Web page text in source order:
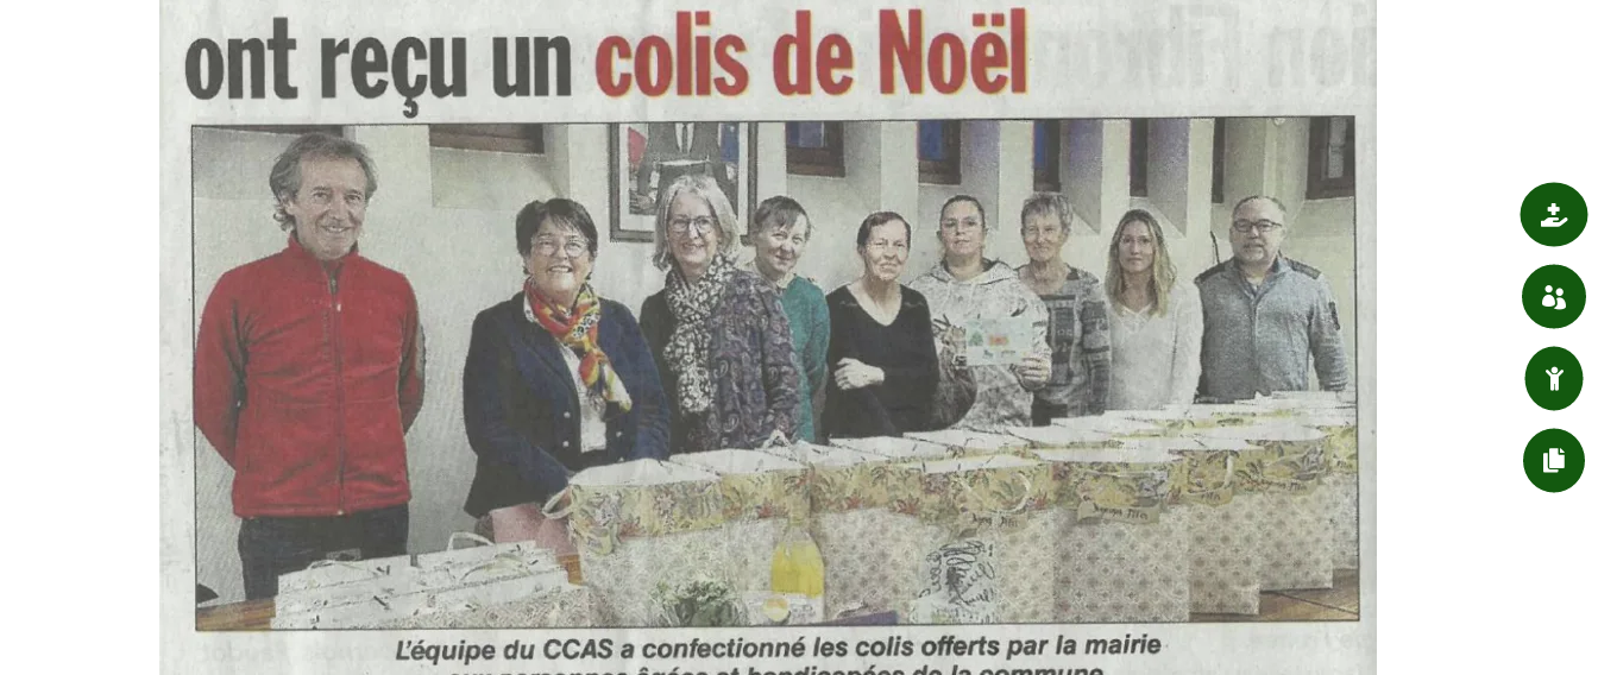



ENFANT / JEUNESSE

DÉMARCHES ADMIN.